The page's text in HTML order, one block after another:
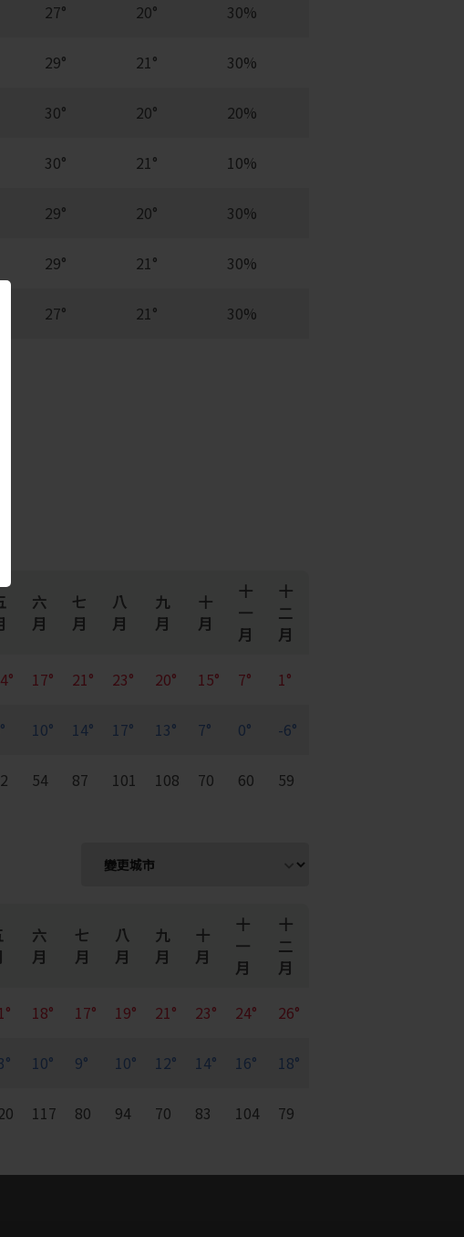
27° 20° 30%
29° 21° 30%
30° 20° 20%
30° 21° 10%
29° 20° 30%
29° 21° 30%
27° 21° 30%
六
月
七
月
八
月
九
月
十
月
十
一
月
十
二
月
17° 21° 23° 20° 15° 7° 1°
10° 14° 17° 13° 7° 0° -6°
54 87 101 108 70 60 59
六
月
七
月
八
月
九
月
十
月
十
一
月
十
二
月
18° 17° 19° 21° 23° 24° 26°
10° 9° 10° 12° 14° 16° 18°
117 80 94 70 83 104 79